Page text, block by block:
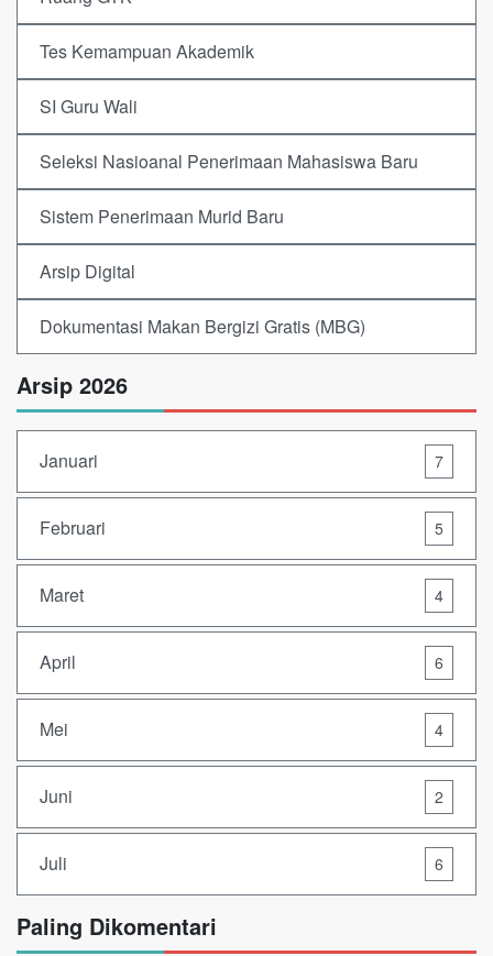
Tes Kemampuan Akademik
SI Guru Wali
Seleksi Nasioanal Penerimaan Mahasiswa Baru
Sistem Penerimaan Murid Baru
Arsip Digital
Dokumentasi Makan Bergizi Gratis (MBG)
Arsip 2026
Januari 7
Februari 5
Maret 4
April 6
Mei 4
Juni 2
Juli 6
Paling Dikomentari